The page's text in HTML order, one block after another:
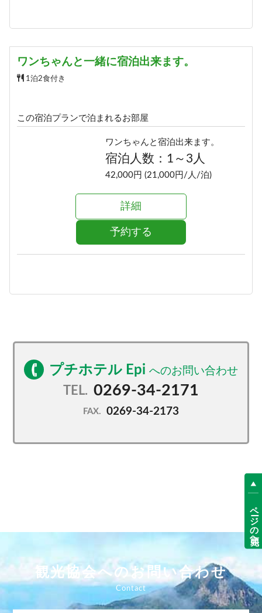
ワンちゃんと一緒に宿泊出来ます。
1泊2食付き
この宿泊プランで泊まれるお部屋
ワンちゃんと宿泊出来ます。
宿泊人数：1～3人
42,000円 (21,000円/人/泊)
詳細
予約する
プチホテル Epi
TEL. 0269-34-2171
FAX. 0269-34-2173
観光協会へのお問い合わせ
ページの先頭へ